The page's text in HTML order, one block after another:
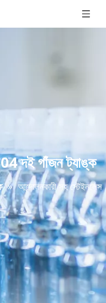
দই গাঁজন ট্যাঙ্ক
» আন্দোলনকারী সহ স্টেইনলেস